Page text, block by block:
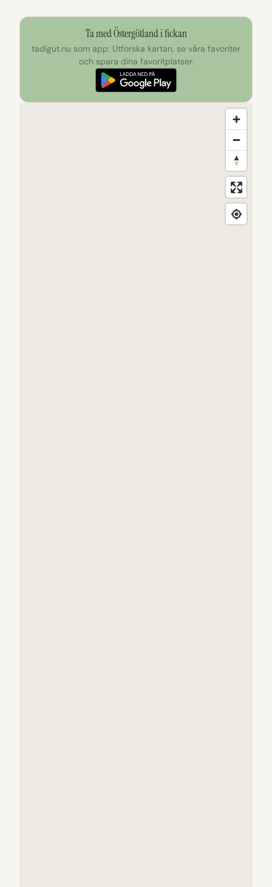
Ta med Östergötland i fickan
tadigut.nu som app: Utforska kartan, se våra favoriter
och spara dina favoritplatser.